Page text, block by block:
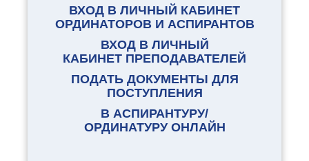
ВХОД В ЛИЧНЫЙ КАБИНЕТ
ОРДИНАТОРОВ И АСПИРАНТОВ
ВХОД В ЛИЧНЫЙ
КАБИНЕТ ПРЕПОДАВАТЕЛЕЙ
ПОДАТЬ ДОКУМЕНТЫ ДЛЯ
ПОСТУПЛЕНИЯ
В АСПИРАНТУРУ/
ОРДИНАТУРУ ОНЛАЙН